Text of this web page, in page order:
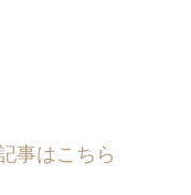
事はこちら